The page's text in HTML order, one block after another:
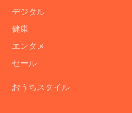
デジタル
健康
エンタメ
セール
おうちスタイル